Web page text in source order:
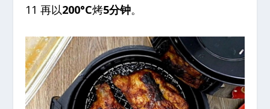
11 再以200°C烤5分钟。